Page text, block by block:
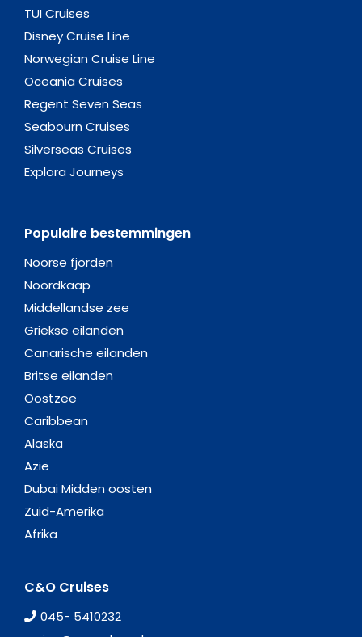
TUI Cruises
Disney Cruise Line
Norwegian Cruise Line
Oceania Cruises
Regent Seven Seas
Seabourn Cruises
Silverseas Cruises
Explora Journeys
Populaire bestemmingen
Noorse fjorden
Noordkaap
Middellandse zee
Griekse eilanden
Canarische eilanden
Britse eilanden
Oostzee
Caribbean
Alaska
Azië
Dubai Midden oosten
Zuid-Amerika
Afrika
C&O Cruises
045- 5410232